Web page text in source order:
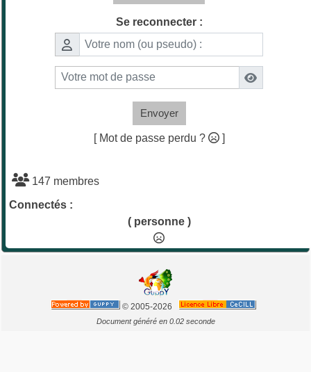
Se reconnecter :
Envoyer
[ Mot de passe perdu ? ]
147 membres
Connectés :
( personne )
© 2005-2026
Document généré en 0.02 seconde